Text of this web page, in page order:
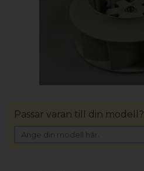
Passar varan till din modell?